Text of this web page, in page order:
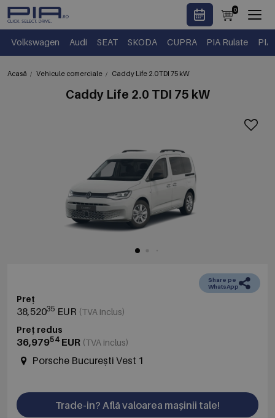
0
Volkswagen Audi SEAT SKODA CUPRA PIA Rulate PIA
Acasă Vehicule comerciale Caddy Life 2.0 TDI 75 kW
Caddy Life 2.0 TDI 75 kW
Preț
38,52035 EUR (TVA inclus)
Preț redus
36,97954 EUR (TVA inclus)
Porsche București Vest 1
Share pe
WhatsApp
Trade-in? Află valoarea mașinii tale!